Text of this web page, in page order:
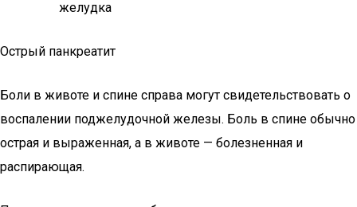
Острый панкреатит
Боли в животе и спине справа могут свидетельствовать о
воспалении поджелудочной железы. Боль в спине обычно
острая и выраженная, а в животе — болезненная и
распирающая.